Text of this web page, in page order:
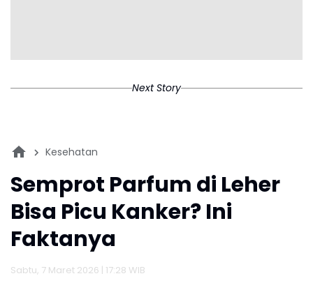
Next Story
Kesehatan
Semprot Parfum di Leher
Bisa Picu Kanker? Ini
Faktanya
Sabtu, 7 Maret 2026 | 17:28 WIB